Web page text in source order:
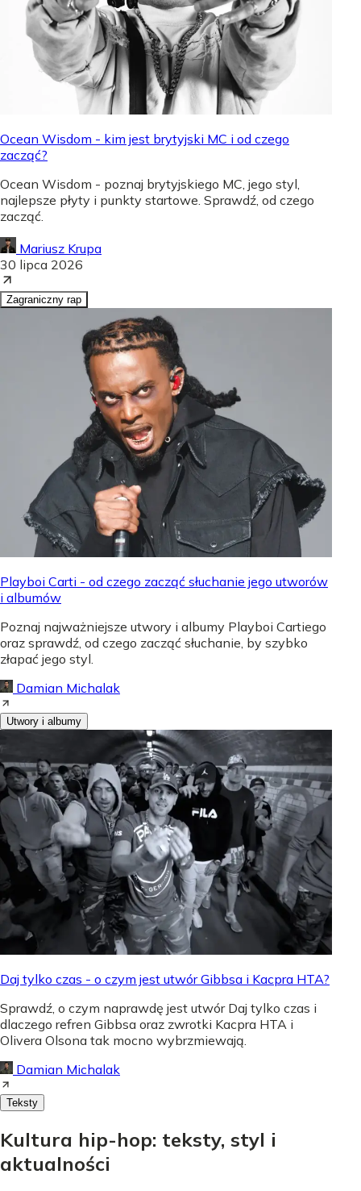
Ocean Wisdom - kim jest brytyjski MC i od czego
zacząć?
Ocean Wisdom - poznaj brytyjskiego MC, jego styl,
najlepsze płyty i punkty startowe. Sprawdź, od czego
zacząć.
Mariusz Krupa
30 lipca 2026
Zagraniczny rap
Playboi Carti - od czego zacząć słuchanie jego utworów
i albumów
Poznaj najważniejsze utwory i albumy Playboi Cartiego
oraz sprawdź, od czego zacząć słuchanie, by szybko
złapać jego styl.
Damian Michalak
Utwory i albumy
Daj tylko czas - o czym jest utwór Gibbsa i Kacpra HTA?
Sprawdź, o czym naprawdę jest utwór Daj tylko czas i
dlaczego refren Gibbsa oraz zwrotki Kacpra HTA i
Olivera Olsona tak mocno wybrzmiewają.
Damian Michalak
Teksty
Kultura hip-hop: teksty, styl i
aktualności